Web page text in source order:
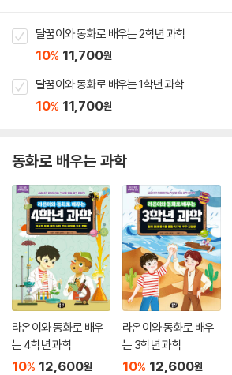
달꿈이와 동화로 배우는 2학년 과학
10% 11,700원
달꿈이와 동화로 배우는 1학년 과학
10% 11,700원
동화로 배우는 과학
라온이와 동화로 배우
는 4학년 과학
10% 12,600원
라온이와 동화로 배우
는 3학년 과학
10% 12,600원